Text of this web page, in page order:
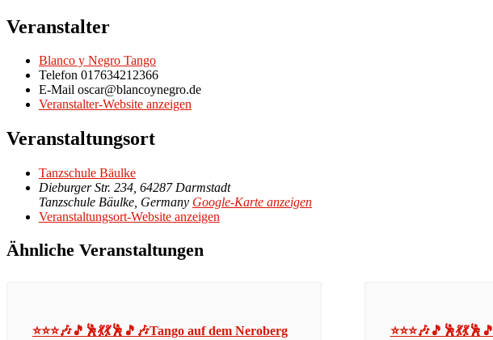
Veranstalter
Blanco y Negro Tango
Telefon 017634212366
E-Mail oscar@blancoynegro.de
Veranstalter-Website anzeigen
Veranstaltungsort
Tanzschule Bäulke
Dieburger Str. 234, 64287 Darmstadt
Tanzschule Bäulke Germany Google-Karte anzeigen
Veranstaltungsort-Website anzeigen
Ähnliche Veranstaltungen
⭐⭐⭐🎶🎵🕺💃💃🕺🎵🎶Tango auf dem Neroberg